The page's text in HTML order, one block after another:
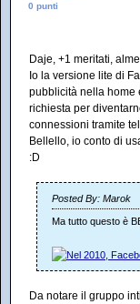
0 punti
Daje, +1 meritati,
Io la versione lite di
pubblicità nella home
richiesta per
connessioni tramite
Bellello, io conto di
:D
Posted By: Marok
Ma tutto questo è
Da notare il gruppo